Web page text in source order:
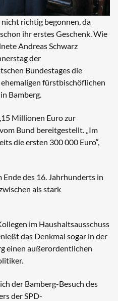
richtig begonnen, da
ihr erstes Geschenk. Wie
Andreas Schwarz
der
Bundestages die
fürstbischöflichen
Bamberg.
Millionen Euro zur
Bund bereitgestellt. „Im
die ersten 300 000 Euro“,
Ende des 16. Jahrhunderts in
als stark
im Haushaltsausschuss
das Denkmal sogar in der
einen außerordentlichen
der Bamberg-Besuch des
der SPD-